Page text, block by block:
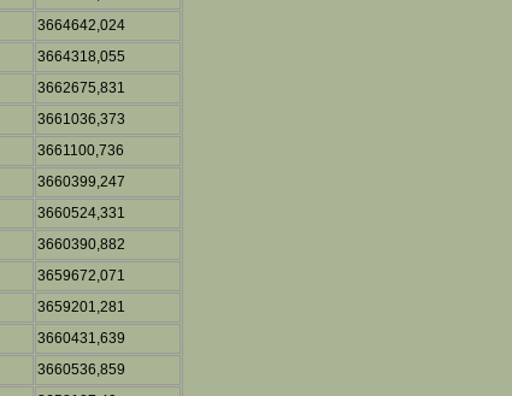
3664642,024
3664318,055
3662675,831
3661036,373
3661100,736
3660399,247
3660524,331
3660390,882
3659672,071
3659201,281
3660431,639
3660536,859